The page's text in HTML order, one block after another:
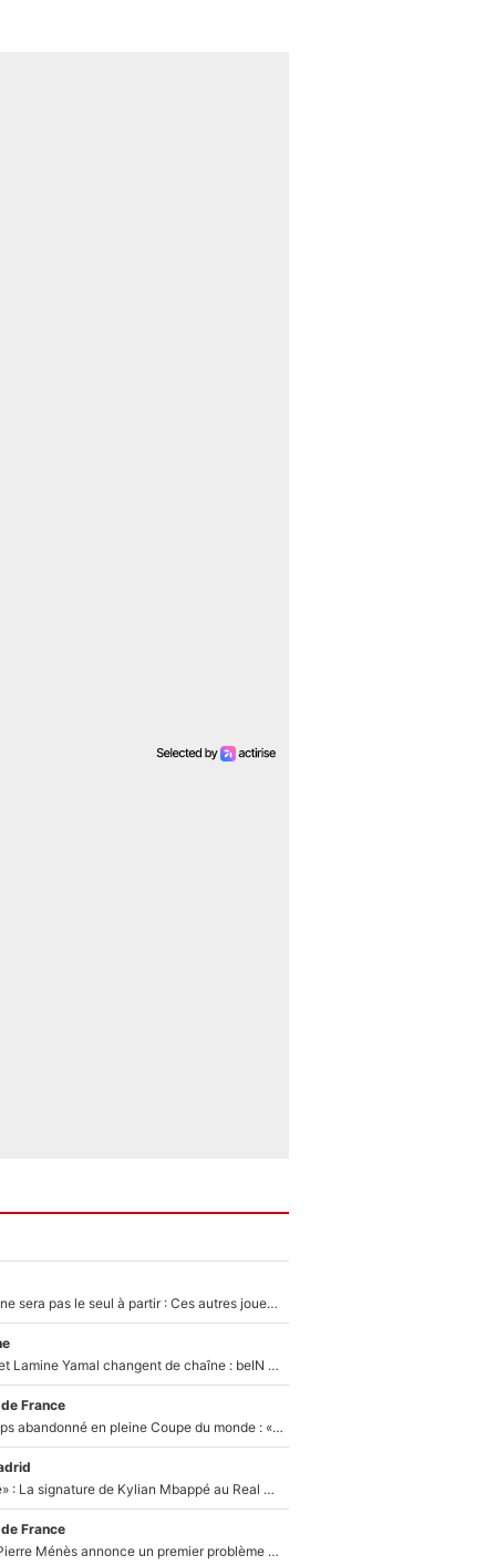
Thomas Ramos ne sera pas le seul à partir : Ces autres joueurs du XV de France pourraient aussi quitter le Stade Toulousain, un club de Top 14 est déjà sur les rangs
Kylian Mbappé et Lamine Yamal changent de chaîne : beIN SPORTS ne digère pas cette décision historique et prédit un fiasco pour la Liga
France
Didier Deschamps abandonné en pleine Coupe du monde : «La FFF était déjà passée à Zinedine Zidane»
«C'est une fierté» : La signature de Kylian Mbappé au Real Madrid continue de régaler l'Espagne
France
Michael Olise : Pierre Ménès annonce un premier problème pour Zinedine Zidane en équipe de France